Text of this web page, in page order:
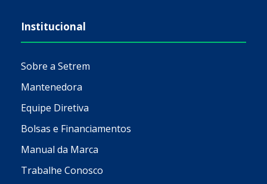
Institucional
Sobre a Setrem
Mantenedora
Equipe Diretiva
Bolsas e Financiamentos
Manual da Marca
Trabalhe Conosco